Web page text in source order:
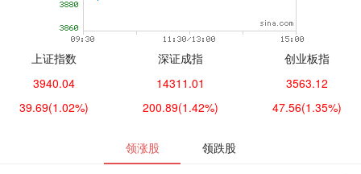
上证指数
3940.04
39.69(1.02%)
深证成指
14311.01
200.89(1.42%)
创业板指
3563.12
47.56(1.35%)
领涨股 领跌股